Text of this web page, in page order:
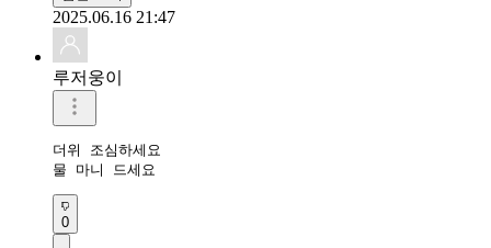
2025.06.16 21:47
루저웅이
더위 조심하세요
물 마니 드세요
0